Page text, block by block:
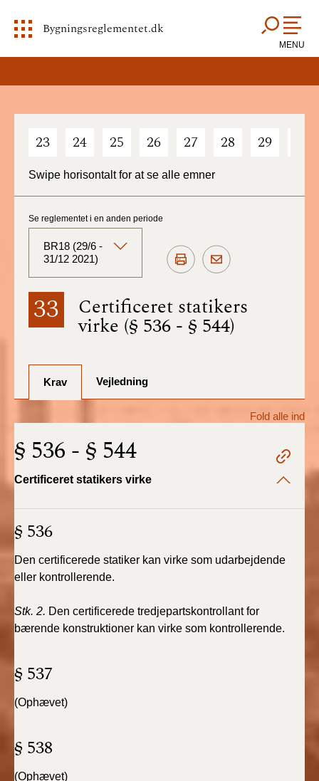
Bygningsreglementet.dk
MENU
23 24 25 26 27 28 29
Swipe horisontalt for at se alle emner
33 Certificeret statikers
virke (§ 536 - § 544)
Se reglementet i en anden periode
BR18 (29/6 -
31/12 2021)
BR18 (Aktuelt)
BR18 (1/7-31/12
BR18 (1/1-30/6
2024)
BR18 (1/1- 30/06
BR18 (1/1- 31/12
BR18 (17/9 - 31/12
BR18 (1/7 - 16/9
BR18 (1/1 - 30/6
2021)
Krav Vejledning
Fold alle ind
§ 536 - § 544
Certificeret statikers virke
§ 536
Den certificerede statiker kan virke som udarbejdende
eller kontrollerende.
Stk. 2. Den certificerede tredjepartskontrollant for
bærende konstruktioner kan virke som kontrollerende.
§ 537
(Ophævet)
§ 538
(Ophævet)